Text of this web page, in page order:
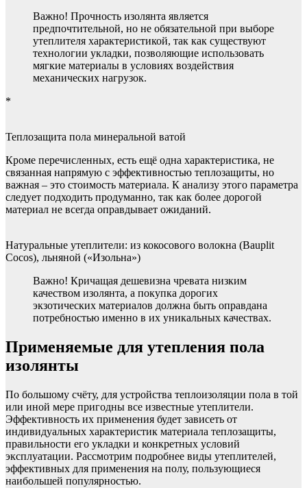
Важно! Прочность изолянта является
предпочтительной, но не обязательной при выборе
утеплителя характеристикой, так как существуют
технологии укладки, позволяющие использовать
мягкие материалы в условиях воздействия
механических нагрузок.
*
Теплозащита пола минеральной ватой
Кроме перечисленных, есть ещё одна характеристика, не
связанная напрямую с эффективностью теплозащиты, но
важная – это стоимость материала. К анализу этого параметра
следует подходить продуманно, так как более дорогой
материал не всегда оправдывает ожиданий.
Натуральные утеплители: из кокосового волокна (Bauplit
Cocos), льняной («Изольна»)
Важно! Кричащая дешевизна чревата низким
качеством изолянта, а покупка дорогих
экзотических материалов должна быть оправдана
потребностью именно в их уникальных качествах.
Применяемые для утепления пола
изолянты
По большому счёту, для устройства теплоизоляции пола в той
или иной мере пригодны все известные утеплители.
Эффективность их применения будет зависеть от
индивидуальных характеристик материала теплозащиты,
правильности его укладки и конкретных условий
эксплуатации. Рассмотрим подробнее виды утеплителей,
эффективных для применения на полу, пользующиеся
наибольшей популярностью.